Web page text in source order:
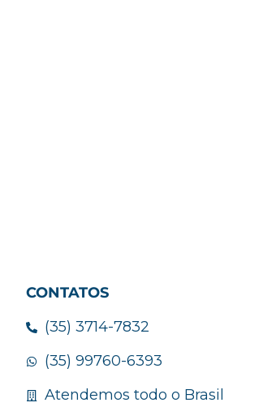
CONTATOS
(35) 3714-7832
(35) 99760-6393
Atendemos todo o Brasil